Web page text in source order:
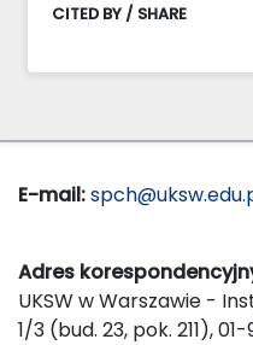
CITED BY / SHARE
E-mail:
Adres
UKSW w Warszawie -
1/3 (bud. 23, pok. 211),